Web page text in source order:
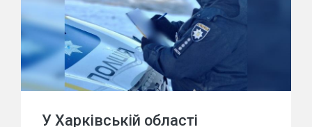
У Харківській області